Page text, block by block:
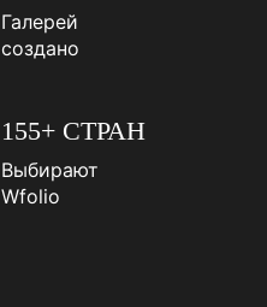
Галерей
создано
155+ СТРАН
Выбирают
Wfolio